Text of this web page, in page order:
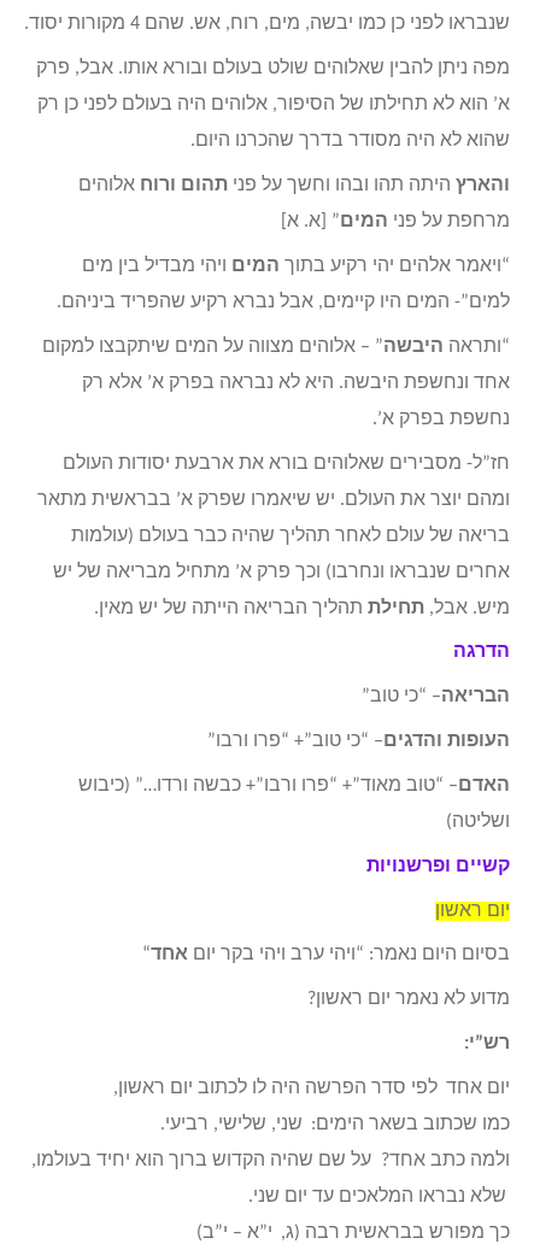
שנבראו לפני כן כמו יבשה, מים, רוח, אש. שהם 4 מקורות יסוד.
מפה ניתן להבין שאלוהים שולט בעולם ובורא אותו. אבל, פרק
א’ הוא לא תחילתו של הסיפור, אלוהים היה בעולם לפני כן רק
שהוא לא היה מסודר בדרך שהכרנו היום.
והארץ היתה תהו ובהו וחשך על פני תהום ורוח אלוהים
מרחפת על פני המים ” [א. א]
“ויאמר אלהים יהי רקיע בתוך המים
ויהי מבדיל בין מים
למים”- המים היו קיימים, אבל נברא רקיע שהפריד ביניהם.
“ותראה היבשה” – אלוהים מצווה על המים שיתקבצו למקום
אחד ונחשפת היבשה. היא לא נבראה בפרק א’ אלא רק
נחשפת בפרק א’.
חז”ל- מסבירים שאלוהים בורא את ארבעת יסודות העולם
ומהם יוצר את העולם. יש שיאמרו שפרק א’ בבראשית מתאר
בריאה של עולם לאחר תהליך שהיה כבר בעולם (עולמות
אחרים שנבראו ונחרבו) וכך פרק א’ מתחיל מבריאה של יש
מיש. אבל, תחילת תהליך הבריאה הייתה של יש מאין.
הדרגה
הבריאה– “כי טוב”
העופות והדגים – “כי טוב”+ “פרו ורבו”
האדם – “טוב מאוד”+ “פרו ורבו”+ כבשה ורדו…” (כיבוש
ושליטה)
קשיים ופרשנויות
יום ראשון
בסיום היום נאמר: “ויהי ערב ויהי בקר יום אחד“
מדוע לא נאמר יום ראשון?
רש”י:
יום אחד לפי סדר הפרשה היה לו לכתוב יום ראשון,
כמו שכתוב בשאר הימים: שני, שלישי, רביעי.
ולמה כתב אחד? על שם שהיה הקדוש ברוך הוא יחיד בעולמו,
שלא נבראו המלאכים עד יום שני.
כך מפורש בבראשית רבה (ג, י”א – י”ב)